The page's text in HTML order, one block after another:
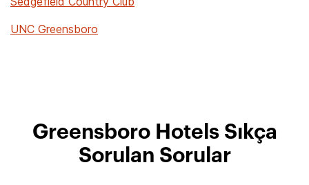
UNC Greensboro
Greensboro Hotels Sıkça
Sorulan Sorular